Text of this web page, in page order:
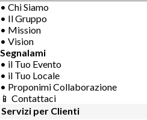
• Chi Siamo
• Il Gruppo
• Mission
• Vision
Segnalami
• il Tuo Evento
• il Tuo Locale
• Proponimi Collaborazione
📱 Contattaci
Servizi per Clienti